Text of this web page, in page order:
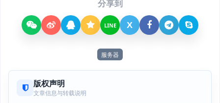
分享到
LINE X
服务器
版权声明
文章信息与转载说明